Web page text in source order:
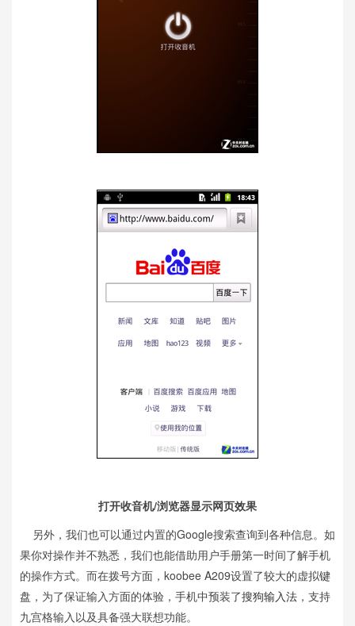
打开收音机/浏览器显示网页效果
另外，我们也可以通过内置的Google搜索查询到各种信息。如
果你对操作并不熟悉，我们也能借助用户手册第一时间了解手机
的操作方式。而在拨号方面，koobee A209设置了较大的虚拟键
盘 ，为了保证输入方面的体验，手机中预装了搜狗输入法 ，支持
九宫格输入以及具备强大联想功能。